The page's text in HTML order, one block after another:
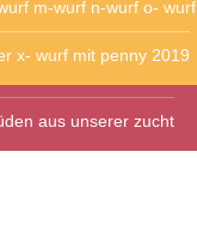
m-wurf n-wurf o- wurf
x- wurf mit penny 2019
aus unserer zucht